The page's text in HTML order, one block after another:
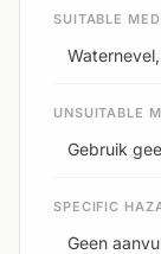
SUITABLE
UNSUITABLE
Gebruik
SPECIFIC
Geen